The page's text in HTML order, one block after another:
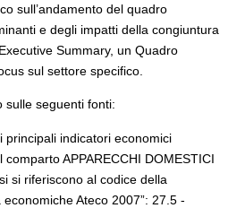
sull’andamento del quadro
e degli impatti della congiuntura
Summary, un Quadro
sul settore specifico.
sulle seguenti fonti:
principali indicatori economici
APPARECCHI DOMESTICI
si riferiscono al codice della
Ateco 2007”: 27.5 -